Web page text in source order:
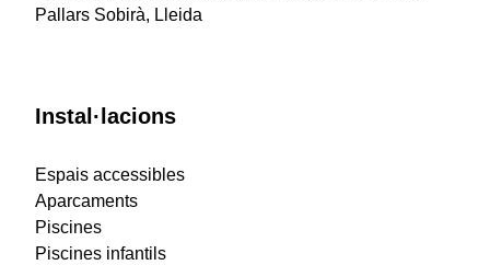
Pallars Sobirà, Lleida
Instal·lacions
Espais accessibles
Aparcaments
Piscines
Piscines infantils